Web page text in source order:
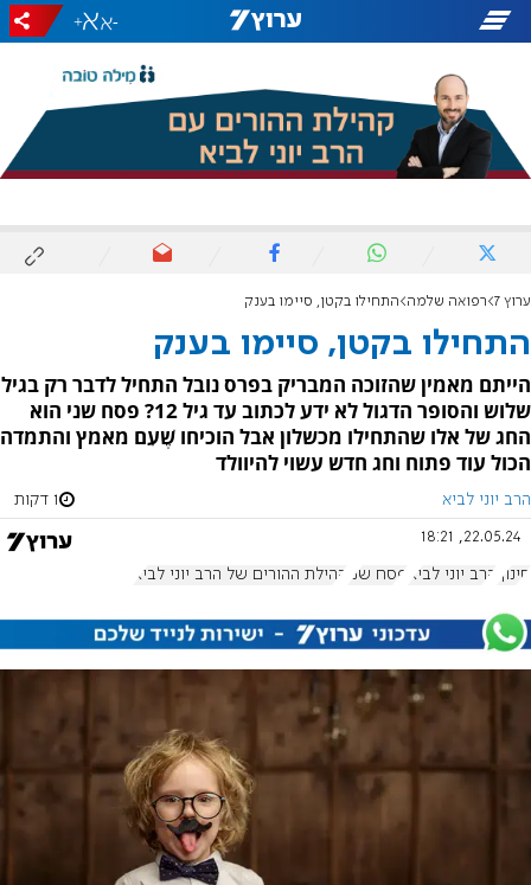
-
+
ערוץ 7 רפואה שלמה התחילו בקטן, סיימו בענק
התחילו בקטן, סיימו בענק
הייתם מאמין שהזוכה המבריק בפרס נובל התחיל לדבר רק בגיל
שלוש והסופר הדגול לא ידע לכתוב עד גיל 12? פסח שני הוא
החג של אלו שהתחילו מכשלון אבל הוכיחו שֶׁעִם מאמץ והתמדה
הכול עוד פתוח וחג חדש עשוי להיוולד
הרב יוני לביא 1 דקות
22.05.24, 18:21
חינוך הרב יוני לביא פסח שני קהילת ההורים של הרב יוני לביא